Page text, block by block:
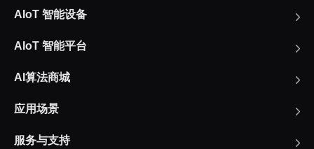
AIoT 智能设备
AIoT 智能平台
AI算法商城
应用场景
服务与支持